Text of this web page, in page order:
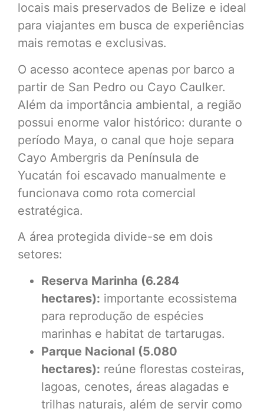
locais mais preservados de Belize e ideal
para viajantes em busca de experiências
mais remotas e exclusivas.
O acesso acontece apenas por barco a
partir de San Pedro ou Cayo Caulker.
Além da importância ambiental, a região
possui enorme valor histórico: durante o
período Maya, o canal que hoje separa
Cayo Ambergris da Península de
Yucatán foi escavado manualmente e
funcionava como rota comercial
estratégica.
A área protegida divide-se em dois
setores:
Reserva Marinha (6.284
hectares): importante ecossistema
para reprodução de espécies
marinhas e habitat de tartarugas.
Parque Nacional (5.080
hectares): reúne florestas costeiras,
lagoas, cenotes, áreas alagadas e
trilhas naturais, além de servir como